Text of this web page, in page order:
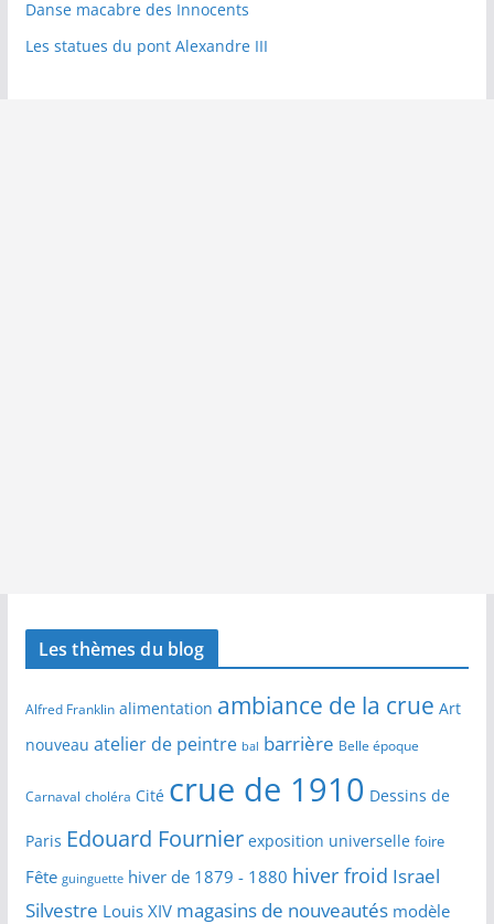
Danse macabre des Innocents
Les statues du pont Alexandre III
Les thèmes du blog
Alfred Franklin alimentation ambiance de la crue Art
nouveau atelier de peintre bal barrière Belle époque
Carnaval choléra Cité crue de 1910 Dessins de
Paris Edouard Fournier exposition universelle foire
Fête guinguette hiver de 1879 - 1880 hiver froid Israel
Silvestre Louis XIV magasins de nouveautés modèle